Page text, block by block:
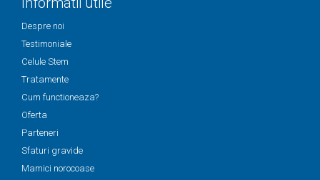
Despre noi
Testimoniale
Celule Stem
Tratamente
Cum functioneaza?
Oferta
Parteneri
Sfaturi gravide
Mamici norocoase